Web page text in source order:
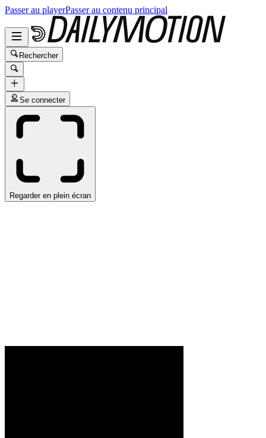
Passer au playerPasser au contenu principal
Rechercher
Se connecter
Regarder en plein écran